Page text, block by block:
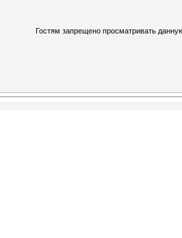
Гостям запрещено просматривать